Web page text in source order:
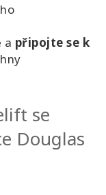
a připojte se k
se
Douglas